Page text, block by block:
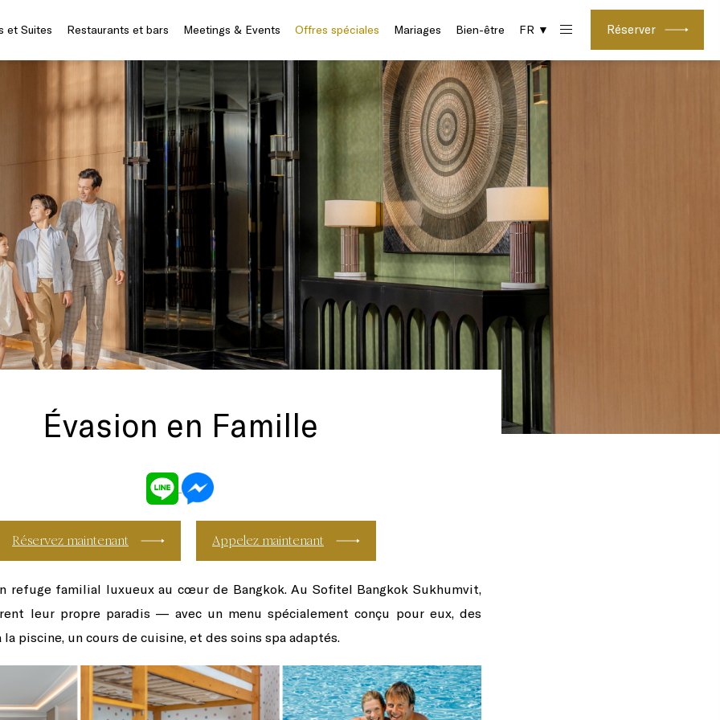
Réserver
et Suites Restaurants et bars Meetings & Events Offres spéciales Mariages Bien-être FR ▼
Évasion en Famille
Réservez maintenant Appelez maintenant
refuge familial luxueux au cœur de Bangkok. Au Sofitel Bangkok Sukhumvit,
leur propre paradis — avec un menu spécialement conçu pour eux, des
piscine, un cours de cuisine, et des soins spa adaptés.